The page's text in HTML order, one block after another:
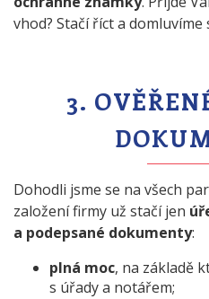
vhod? Stačí říct a
3.
Dohodli jsme se na všech
založení firmy už stačí jen
a podepsané dokumenty:
plná moc, na základě
s úřady a notářem;